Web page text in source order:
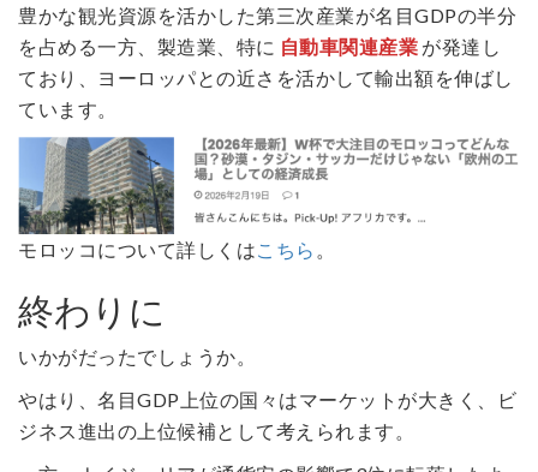
豊かな観光資源を活かした第三次産業が名目GDPの半分
を占める一方、製造業、特に 自動車関連産業 が発達し
ており、ヨーロッパとの近さを活かして輸出額を伸ばし
ています。
モロッコについて詳しくはこちら 。
終わりに
いかがだったでしょうか。
やはり、名目GDP上位の国々はマーケットが大きく、ビ
ジネス進出の上位候補として考えられます。